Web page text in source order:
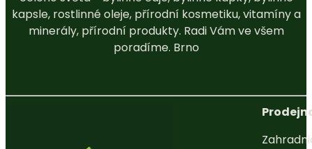
kapsle, rostlinné oleje, přírodní kosmetiku, vitamíny a
minerály, přírodní produkty. Radi Vám ve všem
poradíme. Brno